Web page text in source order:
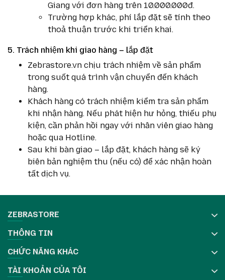
Giang với đơn hàng trên 10.000.000đ.
Trường hợp khác, phí lắp đặt sẽ tính theo
thoả thuận trước khi triển khai.
5. Trách nhiệm khi giao hàng – lắp đặt
Zebrastore.vn chịu trách nhiệm về sản phẩm
trong suốt quá trình vận chuyển đến khách
hàng.
Khách hàng có trách nhiệm kiểm tra sản phẩm
khi nhận hàng. Nếu phát hiện hư hỏng, thiếu phụ
kiện, cần phản hồi ngay với nhân viên giao hàng
hoặc qua Hotline.
Sau khi bàn giao – lắp đặt, khách hàng sẽ ký
biên bản nghiệm thu (nếu có) để xác nhận hoàn
tất dịch vụ.
ZEBRASTORE
THÔNG TIN
CHỨC NĂNG KHÁC
TÀI KHOẢN CỦA TÔI